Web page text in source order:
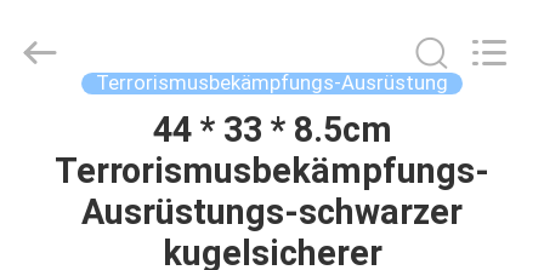
PRODUKTE
Century Holding Co.,Ltd.
Terrorismusbekämpfungs-Ausrüstung
44 * 33 * 8.5cm
Terrorismusbekämpfungs-
Ausrüstungs-schwarzer
kugelsicherer